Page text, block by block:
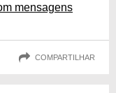
mensagens
COMPARTILHAR